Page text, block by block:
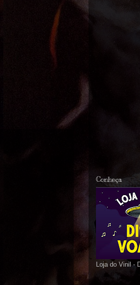
Conheça
Loja do Vinil -